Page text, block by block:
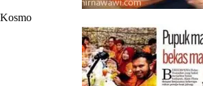
Kosmo